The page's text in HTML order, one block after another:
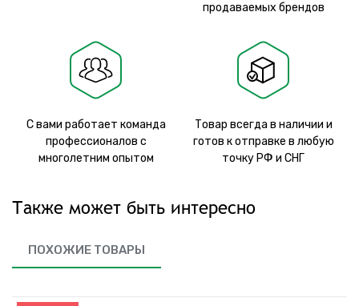
продаваемых брендов
С вами работает команда
профессионалов с
многолетним опытом
Товар всегда в наличии и
готов к отправке в любую
точку РФ и СНГ
Также может быть интересно
ПОХОЖИЕ ТОВАРЫ